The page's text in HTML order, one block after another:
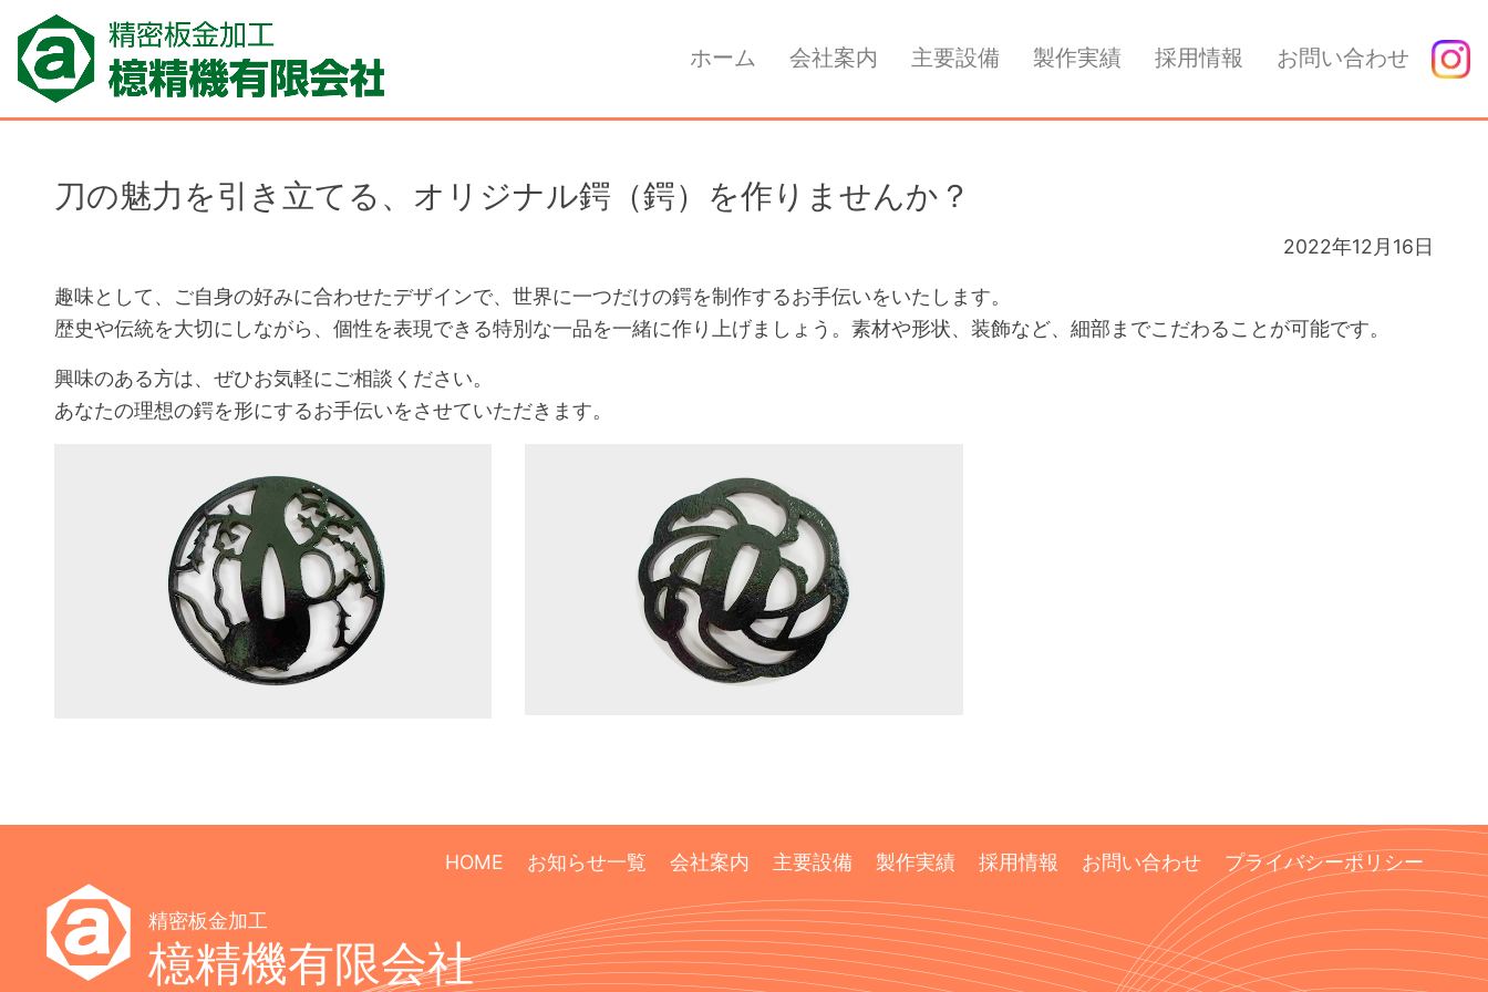
ホーム 会社案内 主要設備 製作実績 採用情報 お問い合わせ
刀の魅力を引き立てる、オリジナル鍔（鍔）を作りませんか？
2022年12月16日
趣味として、ご自身の好みに合わせたデザインで、世界に一つだけの鍔を制作するお手伝いをいたします。
歴史や伝統を大切にしながら、個性を表現できる特別な一品を一緒に作り上げましょう。素材や形状、装飾など、細部までこだわることが可能です。
興味のある方は、ぜひお気軽にご相談ください。
あなたの理想の鍔を形にするお手伝いをさせていただきます。
HOME お知らせ一覧 会社案内 主要設備 製作実績 採用情報 お問い合わせ プライバシーポリシー
精密板金加工
檍精機有限会社